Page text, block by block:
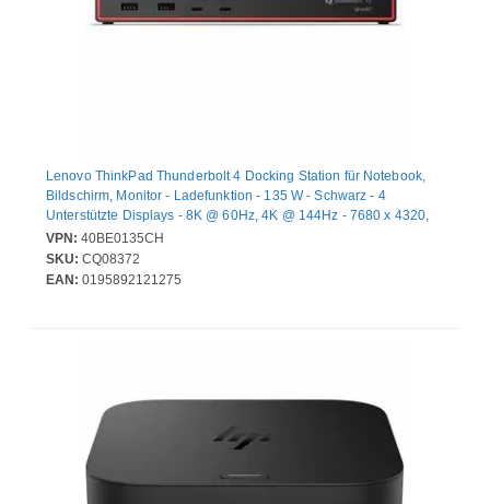
Lenovo ThinkPad Thunderbolt 4 Docking Station für Notebook,
Bildschirm, Monitor - Ladefunktion - 135 W - Schwarz - 4
Unterstützte Displays - 8K @ 60Hz, 4K @ 144Hz - 7680 x 4320,
3840 x 2160 - 6 x USB-Anschlüsse - 4 x USB Typ-A-Anschlüsse -
USB Typ-A - 2 x USB Typ-C-Anschlüsse - USB Typ C - Netzwerk
(RJ-45) - 1 x HDMI-Anschlüsse - HDMI - 2 x DisplayPorts -
VPN: 40BE0135CH
SKU: CQ08372
EAN: 0195892121275